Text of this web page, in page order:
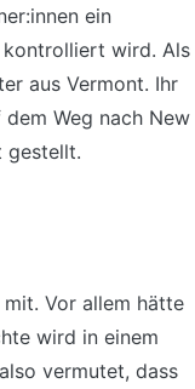
ein
kontrolliert wird. Als
aus Vermont. Ihr
Weg nach New
gestellt.
Vor allem hätte
wird in einem
vermutet, dass